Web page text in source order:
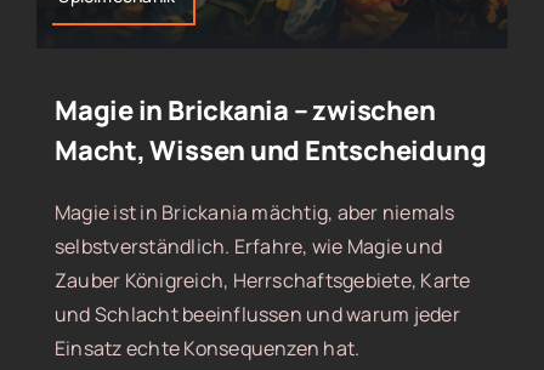
Magie in Brickania – zwischen
Macht, Wissen und Entscheidung
Magie ist in Brickania mächtig, aber niemals
selbstverständlich. Erfahre, wie Magie und
Zauber Königreich, Herrschaftsgebiete, Karte
und Schlacht beeinflussen und warum jeder
Einsatz echte Konsequenzen hat.